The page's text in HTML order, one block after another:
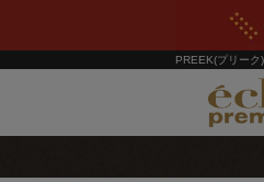
PREEK(プリーク)